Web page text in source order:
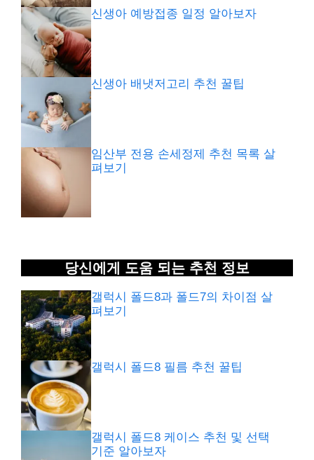
신생아 예방접종 일정 알아보자
신생아 배냇저고리 추천 꿀팁
임산부 전용 손세정제 추천 목록 살
펴보기
당신에게 도움 되는 추천 정보
갤럭시 폴드8과 폴드7의 차이점 살
펴보기
갤럭시 폴드8 필름 추천 꿀팁
갤럭시 폴드8 케이스 추천 및 선택
기준 알아보자